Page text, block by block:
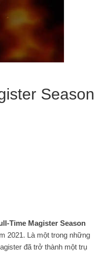
Season
Time Magister Season
2021. Là một trong những
đã trở thành một trụ